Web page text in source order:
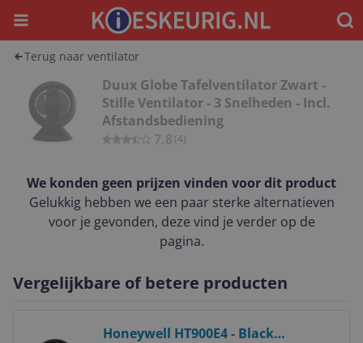
Menu
Terug naar ventilator
Duux Globe Tafelventilator Zwart -
Stille Ventilator - 3 Snelheden - Incl.
Afstandsbediening
7.8 (4)
We konden geen prijzen vinden voor dit product
Gelukkig hebben we een paar sterke alternatieven
voor je gevonden, deze vind je verder op de
pagina.
Vergelijkbare of betere producten
Honeywell HT900E4 - Black